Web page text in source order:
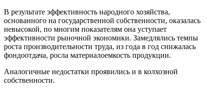
В результате эффективность народного хозяйства,
основанного на государственной собственности, оказалась
невысокой, по многим показателям она уступает
эффективности рыночной экономики. Замедлялись темпы
роста производительности труда, из года в год снижалась
фондоотдача, росла материалоемкость продукции.
Аналогичные недостатки проявились и в колхозной
собственности.